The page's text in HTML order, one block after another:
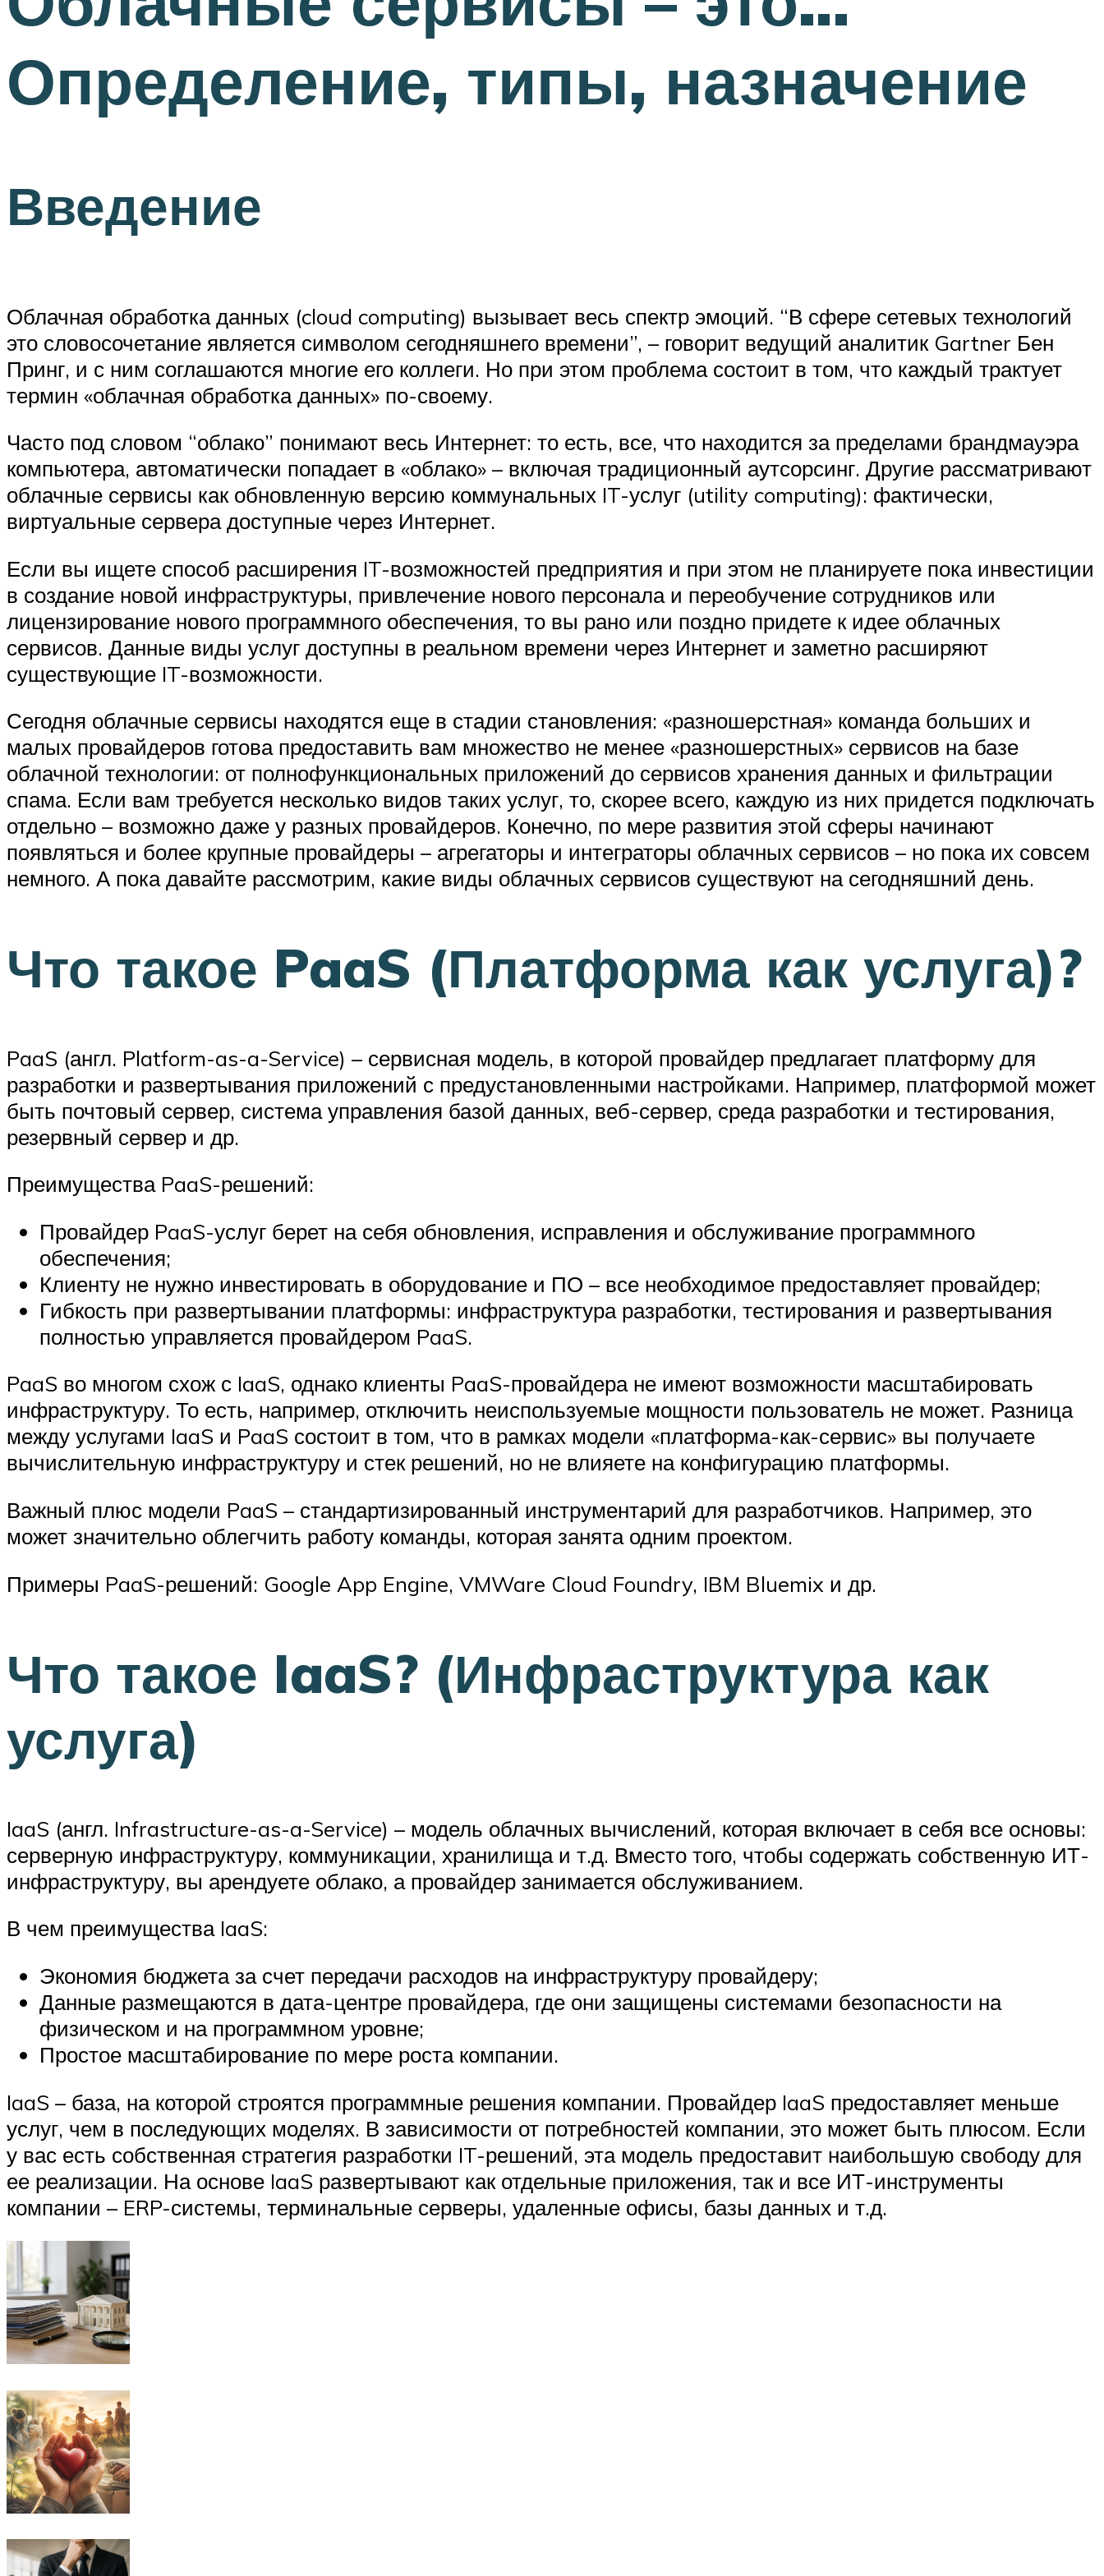
Определение, типы, назначение
Введение
Облачная обработка данных (cloud computing) вызывает весь спектр эмоций. “В сфере сетевых технологий
это словосочетание является символом сегодняшнего времени”, – говорит ведущий аналитик Gartner Бен
Принг, и с ним соглашаются многие его коллеги. Но при этом проблема состоит в том, что каждый трактует
термин «облачная обработка данных» по-своему.
Часто под словом “облако” понимают весь Интернет: то есть, все, что находится за пределами брандмауэра
компьютера, автоматически попадает в «облако» – включая традиционный аутсорсинг. Другие рассматривают
облачные сервисы как обновленную версию коммунальных IT-услуг (utility computing): фактически,
виртуальные сервера доступные через Интернет.
Если вы ищете способ расширения IT-возможностей предприятия и при этом не планируете пока инвестиции
в создание новой инфраструктуры, привлечение нового персонала и переобучение сотрудников или
лицензирование нового программного обеспечения, то вы рано или поздно придете к идее облачных
сервисов. Данные виды услуг доступны в реальном времени через Интернет и заметно расширяют
существующие IT-возможности.
Сегодня облачные сервисы находятся еще в стадии становления: «разношерстная» команда больших и
малых провайдеров готова предоставить вам множество не менее «разношерстных» сервисов на базе
облачной технологии: от полнофункциональных приложений до сервисов хранения данных и фильтрации
спама. Если вам требуется несколько видов таких услуг, то, скорее всего, каждую из них придется подключать
отдельно – возможно даже у разных провайдеров. Конечно, по мере развития этой сферы начинают
появляться и более крупные провайдеры – агрегаторы и интеграторы облачных сервисов – но пока их совсем
немного. А пока давайте рассмотрим, какие виды облачных сервисов существуют на сегодняшний день.
Что такое PaaS (Платформа как услуга)?
PaaS (англ. Platform-as-a-Service) – сервисная модель, в которой провайдер предлагает платформу для
разработки и развертывания приложений с предустановленными настройками. Например, платформой может
быть почтовый сервер, система управления базой данных, веб-сервер, среда разработки и тестирования,
резервный сервер и др.
Преимущества PaaS-решений:
Провайдер PaaS-услуг берет на себя обновления, исправления и обслуживание программного
обеспечения;
Клиенту не нужно инвестировать в оборудование и ПО – все необходимое предоставляет провайдер;
Гибкость при развертывании платформы: инфраструктура разработки, тестирования и развертывания
полностью управляется провайдером PaaS.
PaaS во многом схож с IaaS, однако клиенты PaaS-провайдера не имеют возможности масштабировать
инфраструктуру. То есть, например, отключить неиспользуемые мощности пользователь не может. Разница
между услугами IaaS и PaaS состоит в том, что в рамках модели «платформа-как-сервис» вы получаете
вычислительную инфраструктуру и стек решений, но не влияете на конфигурацию платформы.
Важный плюс модели PaaS – стандартизированный инструментарий для разработчиков. Например, это
может значительно облегчить работу команды, которая занята одним проектом.
Примеры PaaS-решений: Google App Engine, VMWare Cloud Foundry, IBM Bluemix и др.
Что такое IaaS? (Инфраструктура как
услуга)
IaaS (англ. Infrastructure-as-a-Service) – модель облачных вычислений, которая включает в себя все основы:
серверную инфраструктуру, коммуникации, хранилища и т.д. Вместо того, чтобы содержать собственную ИТ-
инфраструктуру, вы арендуете облако, а провайдер занимается обслуживанием.
В чем преимущества IaaS:
Экономия бюджета за счет передачи расходов на инфраструктуру провайдеру;
Данные размещаются в дата-центре провайдера, где они защищены системами безопасности на
физическом и на программном уровне;
Простое масштабирование по мере роста компании.
IaaS – база, на которой строятся программные решения компании. Провайдер IaaS предоставляет меньше
услуг, чем в последующих моделях. В зависимости от потребностей компании, это может быть плюсом. Если
у вас есть собственная стратегия разработки IT-решений, эта модель предоставит наибольшую свободу для
ее реализации. На основе IaaS развертывают как отдельные приложения, так и все ИТ-инструменты
компании – ERP-системы, терминальные серверы, удаленные офисы, базы данных и т.д.